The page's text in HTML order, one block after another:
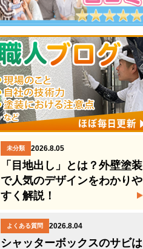
未分類 2026.8.05
「目地出し」とは？外壁塗装
で人気のデザインをわかりや
すく解説！
よくある質問 2026.8.04
シャッターボックスのサビは